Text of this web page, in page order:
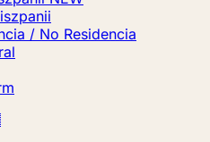
/ No Residencia